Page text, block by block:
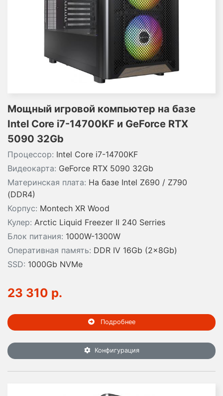
Мощный игровой компьютер на базе
Intel Core i7-14700KF и GeForce RTX
5090 32Gb
Процессор: Intel Core i7-14700KF
Видеокарта: GeForce RTX 5090 32Gb
Материнская плата: На базе Intel Z690 / Z790
(DDR4)
Корпус: Montech XR Wood
Кулер: Arctic Liquid Freezer II 240 Serries
Блок питания: 1000W-1300W
Оперативная память: DDR IV 16Gb (2x8Gb)
SSD: 1000Gb NVMe
23 310 р.
Подробнее
Конфигурация